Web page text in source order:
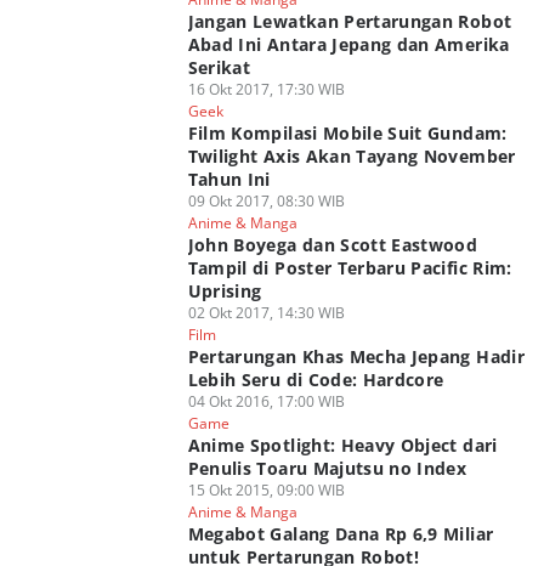
Jangan Lewatkan Pertarungan Robot
Abad Ini Antara Jepang dan Amerika
Serikat
16 Okt 2017, 17:30 WIB
Geek
Film Kompilasi Mobile Suit Gundam:
Twilight Axis Akan Tayang November
Tahun Ini
09 Okt 2017, 08:30 WIB
Anime & Manga
John Boyega dan Scott Eastwood
Tampil di Poster Terbaru Pacific Rim:
Uprising
02 Okt 2017, 14:30 WIB
Film
Pertarungan Khas Mecha Jepang Hadir
Lebih Seru di Code: Hardcore
04 Okt 2016, 17:00 WIB
Game
Anime Spotlight: Heavy Object dari
Penulis Toaru Majutsu no Index
15 Okt 2015, 09:00 WIB
Anime & Manga
Megabot Galang Dana Rp 6,9 Miliar
untuk Pertarungan Robot!